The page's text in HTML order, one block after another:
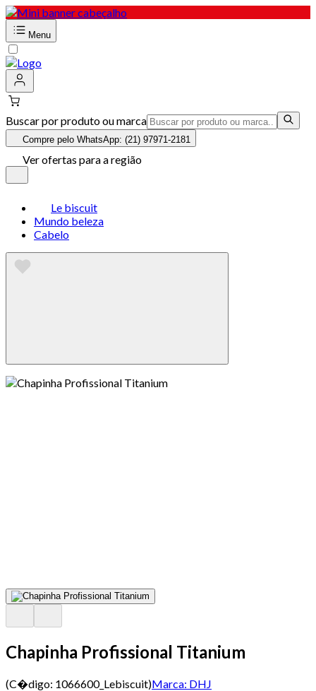
Menu
Buscar por produto ou marca
Compre pelo WhatsApp: (21) 97971-2181
Ver ofertas para a região
Le biscuit
Mundo beleza
Cabelo
Chapinha Profissional Titanium
(C�digo: 1066600_Lebiscuit)Marca: DHJ